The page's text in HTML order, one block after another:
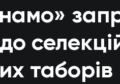
таборів